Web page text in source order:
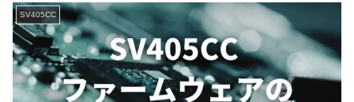
SV405CC